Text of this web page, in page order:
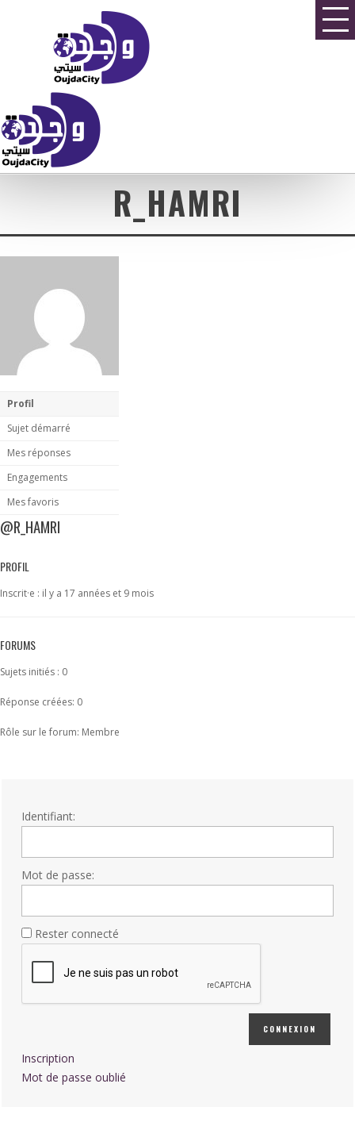
R_HAMRI
Profil
Sujet démarré
Mes réponses
Engagements
Mes favoris
@R_HAMRI
PROFIL
Inscrit·e : il y a 17 années et 9 mois
FORUMS
Sujets initiés : 0
Réponse créées: 0
Rôle sur le forum: Membre
Identifiant:
Mot de passe:
Rester connecté
CONNEXION
Inscription
Mot de passe oublié